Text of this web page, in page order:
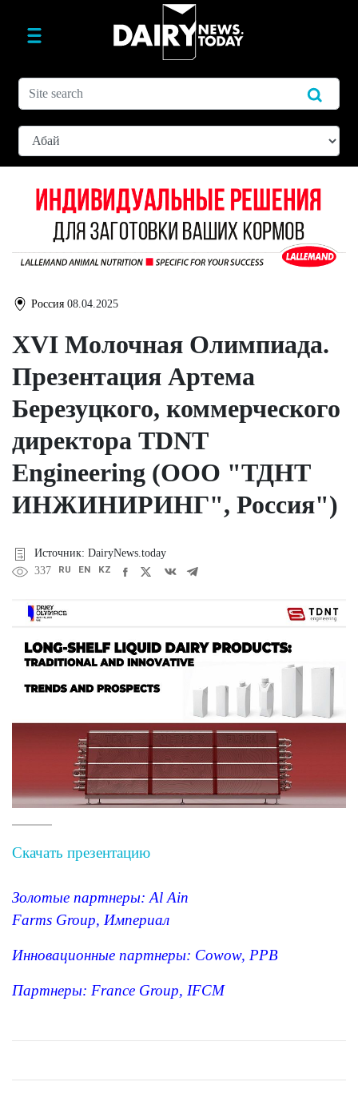
Россия 08.04.2025
XVI Молочная Олимпиада.
Презентация Артема
Березуцкого, коммерческого
директора TDNT
Engineering (ООО "ТДНТ
ИНЖИНИРИНГ", Россия")
Источник: DairyNews.today
337
RU EN KZ
Скачать презентацию
Золотые партнеры: Al Ain
Farms Group, Империал
Инновационные партнеры: Cowow, PPB
Партнеры: France Group, IFCM